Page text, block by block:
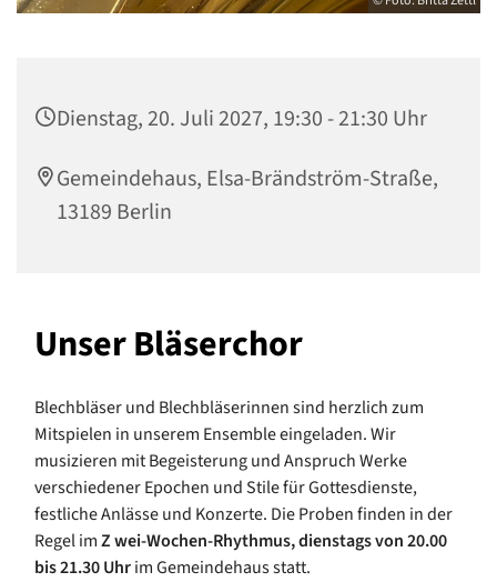
Dienstag, 20. Juli 2027, 19:30 - 21:30 Uhr
Gemeindehaus, Elsa-Brändström-Straße,
13189 Berlin
Unser Bläserchor
Blechbläser und Blechbläserinnen sind herzlich zum
Mitspielen in unserem Ensemble eingeladen. Wir
musizieren mit Begeisterung und Anspruch Werke
verschiedener Epochen und Stile für Gottesdienste,
festliche Anlässe und Konzerte. Die Proben finden in der
Regel imZwei-Wochen-Rhythmus, dienstags von 20.00
bis 21.30 Uhrim Gemeindehaus statt.